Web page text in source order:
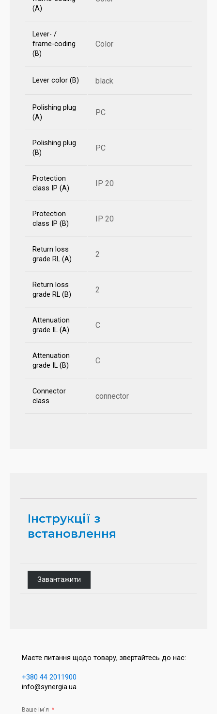
(A)
Lever- /
frame-coding
(B)
Color
Lever color (B) black
Polishing plug
(A)
PC
Polishing plug
(B)
PC
Protection
class IP (A)
IP 20
Protection
class IP (B)
IP 20
Return loss
grade RL (A)
2
Return loss
grade RL (B)
2
Attenuation
grade IL (A)
C
Attenuation
grade IL (B)
C
Connector
class
connector
Інструкції з
встановлення
Завантажити
Маєте питання щодо товару, звертайтесь до нас:
+380 44 2011900
info@synergia.ua
Ваше ім'я